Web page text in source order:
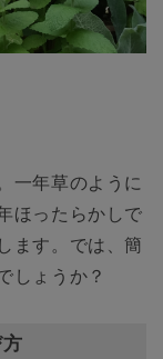
一年草のように
ほったらかしで
ます。では、簡
しょうか？